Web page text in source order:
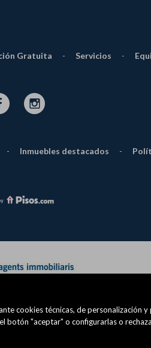
cookies técnicas, de personalización y
botón "aceptar" o configurarlas o
Gratuita - Servicios -
- Inmuebles destacados -